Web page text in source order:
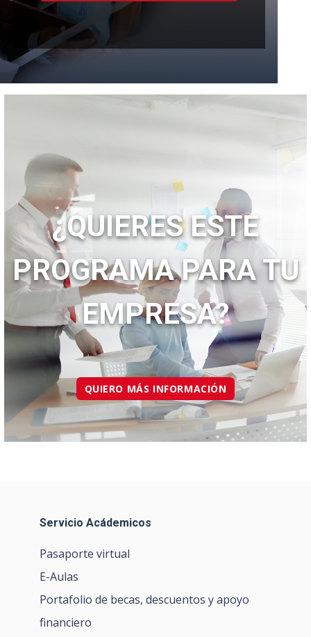
¿QUIERES ESTE
PROGRAMA PARA TU
EMPRESA?
QUIERO MÁS INFORMACIÓN
Servicio Acádemicos
Pasaporte virtual
E-Aulas
Portafolio de becas, descuentos y apoyo
financiero